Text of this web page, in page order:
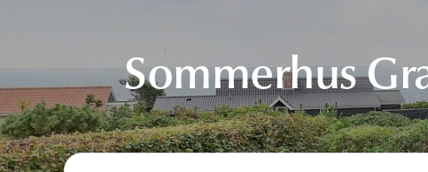
Sommerhus